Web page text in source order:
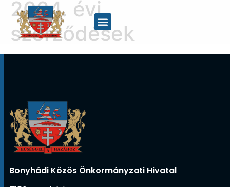
2024. évi
szerződések
Bonyhádi Közös Önkormányzati Hivatal